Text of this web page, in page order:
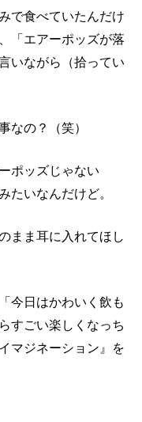
で食べていたんだけ
「エアーポッズが落
いながら（拾ってい
なの？（笑）
ポッズじゃない
たいなんだけど。
まま耳に入れてほし
今日はかわいく飲も
すごい楽しくなっち
マジネーション』を